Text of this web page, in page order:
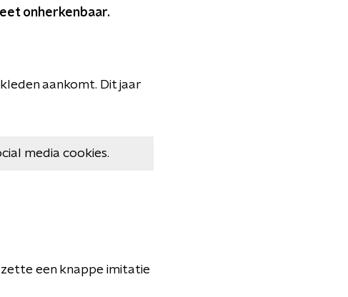
onherkenbaar.
aankomt. Dit jaar
media cookies.
zette een knappe imitatie